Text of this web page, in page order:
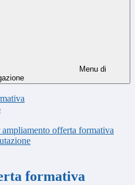
Menu di
offerta formativa
formativa